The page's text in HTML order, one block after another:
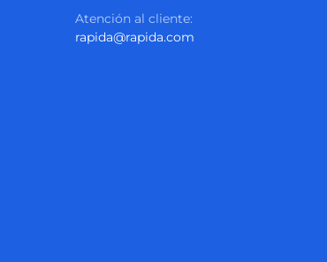
Atención al cliente:
rapida@rapida.com